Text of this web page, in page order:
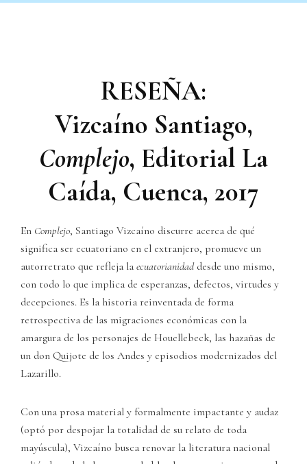
RESEÑA:
Vizcaíno Santiago,
Complejo, Editorial La
Caída, Cuenca, 2017
En Complejo, Santiago Vizcaíno discurre acerca de qué
significa ser ecuatoriano en el extranjero, promueve un
autorretrato que refleja la ecuatorianidaddesde uno mismo,
con todo lo que implica de esperanzas, defectos, virtudes y
decepciones. Es la historia reinventada de forma
retrospectiva de las migraciones económicas con la
amargura de los personajes de Houellebeck, las hazañas de
un don Quijote de los Andes y episodios modernizados del
Lazarillo.
Con una prosa material y formalmente impactante y audaz
(optó por despojar la totalidad de su relato de toda
mayúscula), Vizcaíno busca renovar la literatura nacional